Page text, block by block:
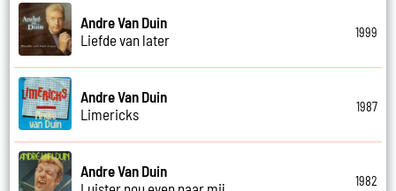
Andre Van Duin
Liefde van later
1999
Andre Van Duin
Limericks
1987
Andre Van Duin
1982